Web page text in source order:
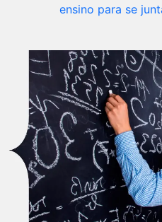
ensino para se